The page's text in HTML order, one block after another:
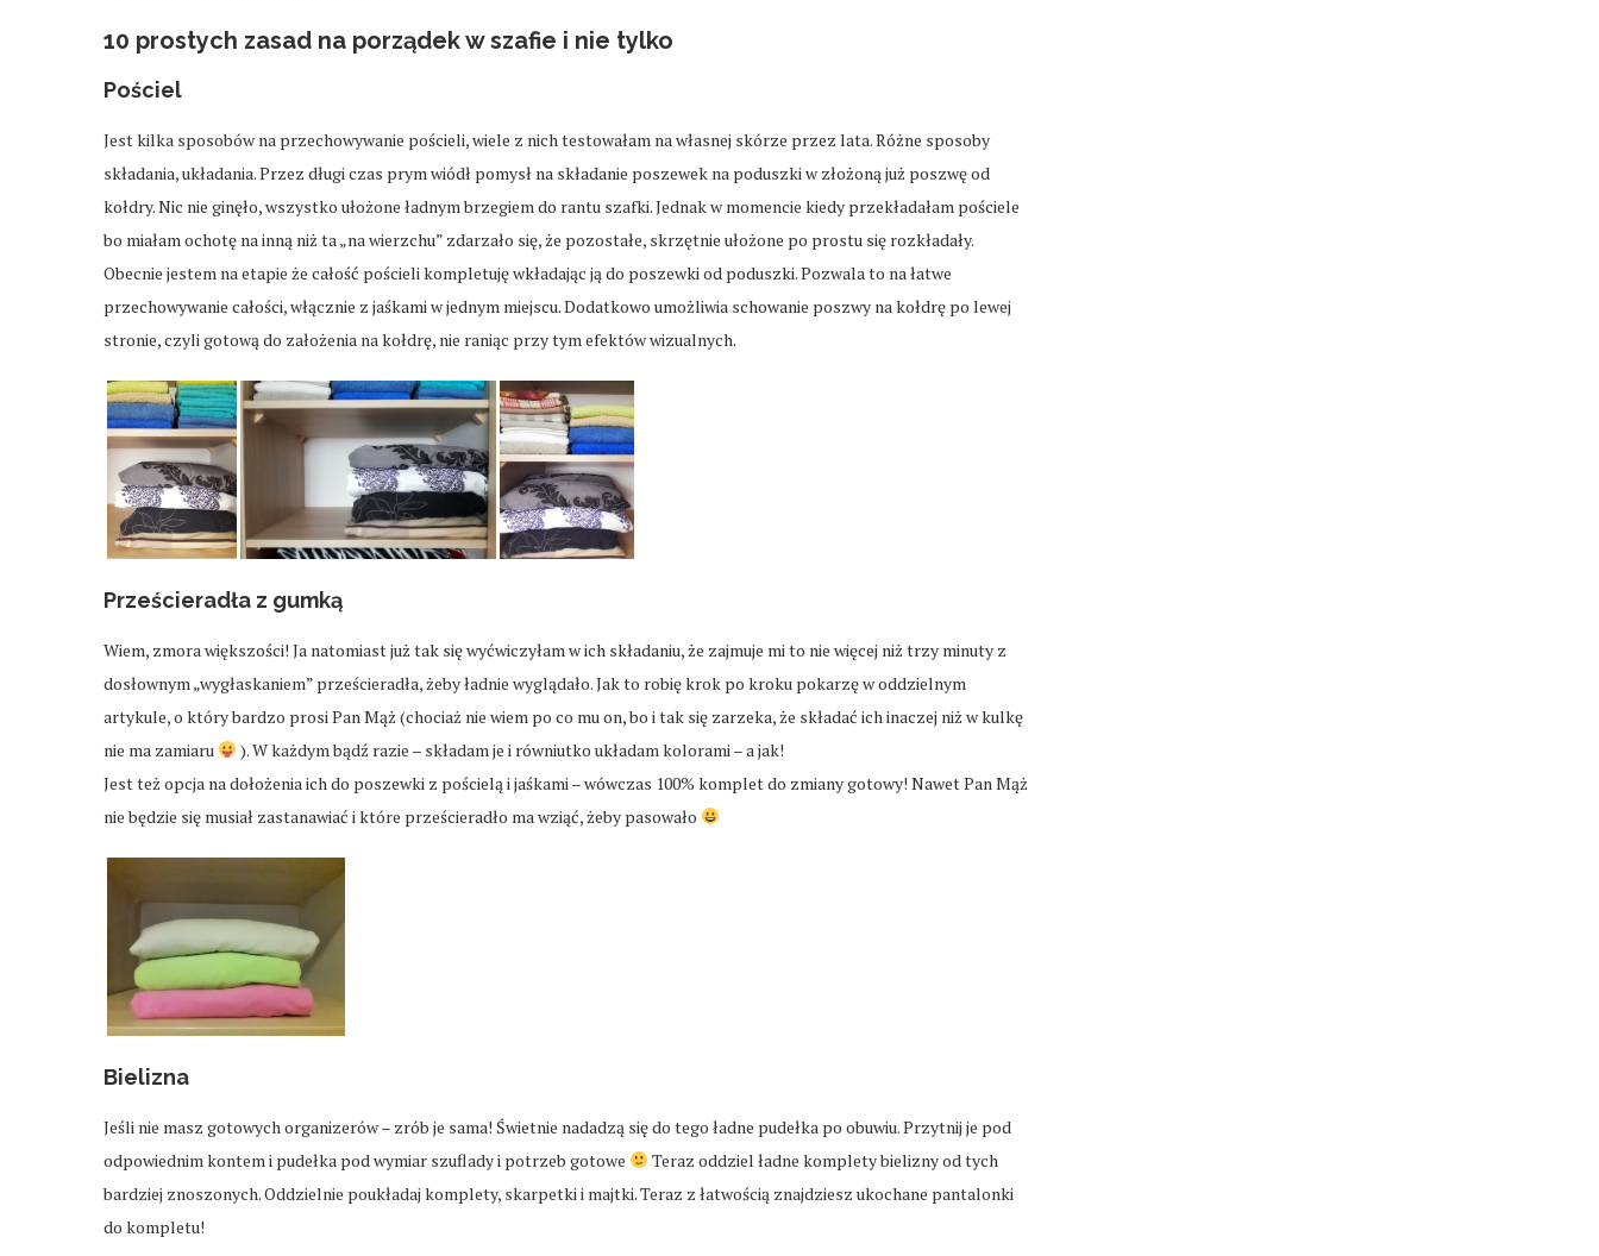
10 prostych zasad na porządek w szafie i nie tylko
Pościel
Jest kilka sposobów na przechowywanie pościeli, wiele z nich testowałam na własnej skórze przez lata. Różne sposoby
składania, układania. Przez długi czas prym wiódł pomysł na składanie poszewek na poduszki w złożoną już poszwę od
kołdry. Nic nie ginęło, wszystko ułożone ładnym brzegiem do rantu szafki. Jednak w momencie kiedy przekładałam pościele
bo miałam ochotę na inną niż ta „na wierzchu” zdarzało się, że pozostałe, skrzętnie ułożone po prostu się rozkładały.
Obecnie jestem na etapie że całość pościeli kompletuję wkładając ją do poszewki od poduszki. Pozwala to na łatwe
przechowywanie całości, włącznie z jaśkami w jednym miejscu. Dodatkowo umożliwia schowanie poszwy na kołdrę po lewej
stronie, czyli gotową do założenia na kołdrę, nie raniąc przy tym efektów wizualnych.
Prześcieradła z gumką
Wiem, zmora większości! Ja natomiast już tak się wyćwiczyłam w ich składaniu, że zajmuje mi to nie więcej niż trzy minuty z
dosłownym „wygłaskaniem” prześcieradła, żeby ładnie wyglądało. Jak to robię krok po kroku pokarzę w oddzielnym
artykule, o który bardzo prosi Pan Mąż (chociaż nie wiem po co mu on, bo i tak się zarzeka, że składać ich inaczej niż w kulkę
nie ma zamiaru
). W każdym bądź razie – składam je i równiutko układam kolorami – a jak!
Jest też opcja na dołożenia ich do poszewki z pościelą i jaśkami – wówczas 100% komplet do zmiany gotowy! Nawet Pan Mąż
nie będzie się musiał zastanawiać i które prześcieradło ma wziąć, żeby pasowało
Bielizna
Jeśli nie masz gotowych organizerów – zrób je sama! Świetnie nadadzą się do tego ładne pudełka po obuwiu. Przytnij je pod
odpowiednim kontem i pudełka pod wymiar szuflady i potrzeb gotowe
Teraz oddziel ładne komplety bielizny od tych
bardziej znoszonych. Oddzielnie poukładaj komplety, skarpetki i majtki. Teraz z łatwością znajdziesz ukochane pantalonki
do kompletu!